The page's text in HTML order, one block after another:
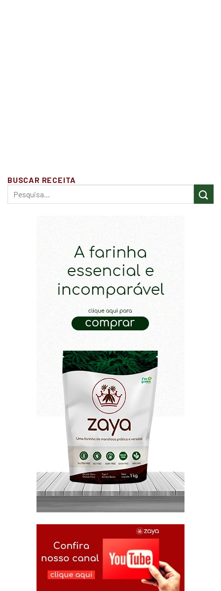
BUSCAR RECEITA